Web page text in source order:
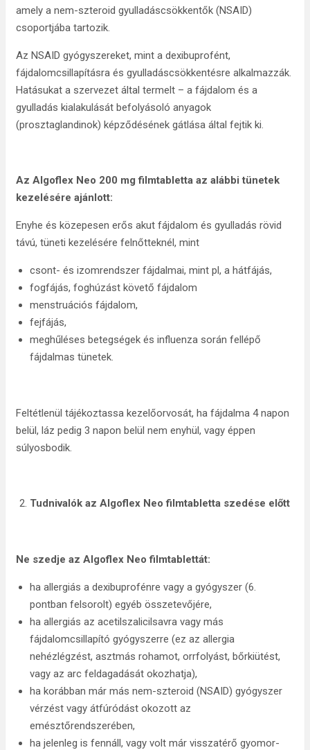
amely a nem-szteroid gyulladáscsökkentők (NSAID)
csoportjába tartozik.
Az NSAID gyógyszereket, mint a dexibuprofént,
fájdalomcsillapításra és gyulladáscsökkentésre alkalmazzák.
Hatásukat a szervezet által termelt – a fájdalom és a
gyulladás kialakulását befolyásoló anyagok
(prosztaglandinok) képződésének gátlása által fejtik ki.
Az Algoflex Neo 200 mg filmtabletta az alábbi tünetek
kezelésére ajánlott:
Enyhe és közepesen erős akut fájdalom és gyulladás rövid
távú, tüneti kezelésére felnőtteknél, mint
csont- és izomrendszer fájdalmai, mint pl, a hátfájás,
fogfájás, foghúzást követő fájdalom
menstruációs fájdalom,
fejfájás,
meghűléses betegségek és influenza során fellépő
fájdalmas tünetek.
Feltétlenül tájékoztassa kezelőorvosát, ha fájdalma 4 napon
belül, láz pedig 3 napon belül nem enyhül, vagy éppen
súlyosbodik.
Tudnivalók az Algoflex Neo filmtabletta szedése előtt
Ne szedje az Algoflex Neo filmtablettát:
ha allergiás a dexibuprofénre vagy a gyógyszer (6.
pontban felsorolt) egyéb összetevőjére,
ha allergiás az acetilszalicilsavra vagy más
fájdalomcsillapító gyógyszerre (ez az allergia
nehézlégzést, asztmás rohamot, orrfolyást, bőrkiütést,
vagy az arc feldagadását okozhatja),
ha korábban már más nem-szteroid (NSAID) gyógyszer
vérzést vagy átfúródást okozott az
emésztőrendszerében,
ha jelenleg is fennáll, vagy volt már visszatérő gyomor-